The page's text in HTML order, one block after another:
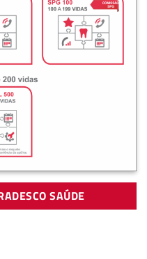
SAÚDE